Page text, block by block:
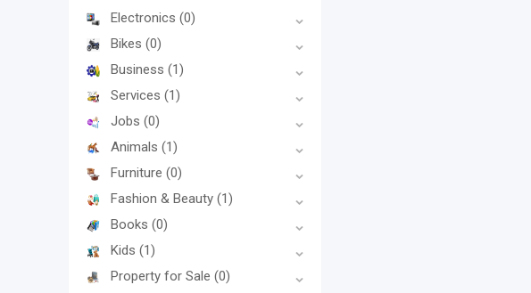
Electronics (0)
Bikes (0)
Business (1)
Services (1)
Jobs (0)
Animals (1)
Furniture (0)
Fashion & Beauty (1)
Books (0)
Kids (1)
Property for Sale (0)